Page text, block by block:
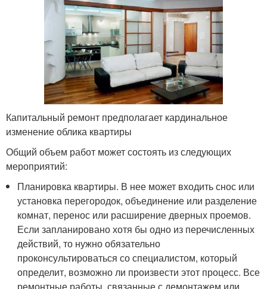
Капитальный ремонт предполагает кардинальное
изменение облика квартиры
Общий объем работ может состоять из следующих
мероприятий:
Планировка квартиры. В нее может входить снос или
установка перегородок, объединение или разделение
комнат, перенос или расширение дверных проемов.
Если запланировано хотя бы одно из перечисленных
действий, то нужно обязательно
проконсультироваться со специалистом, который
определит, возможно ли произвести этот процесс. Все